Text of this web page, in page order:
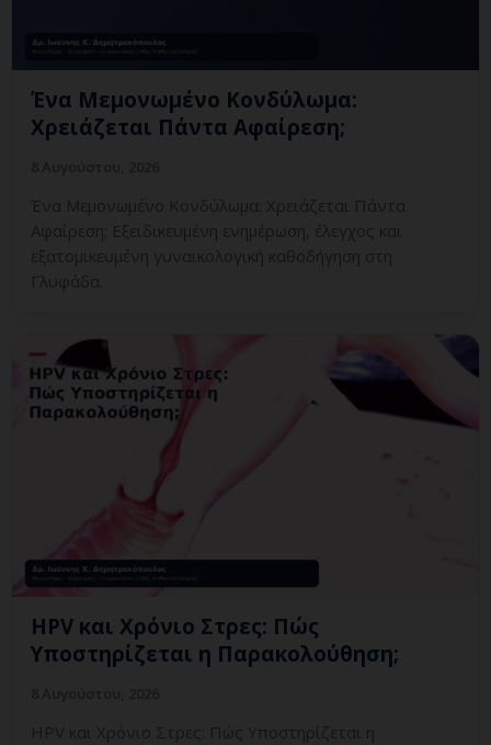
Ένα Μεμονωμένο Κονδύλωμα:
Χρειάζεται Πάντα Αφαίρεση;
Ένα Μεμονωμένο Κονδύλωμα: Χρειάζεται Πάντα
Αφαίρεση; Εξειδικευμένη ενημέρωση, έλεγχος και
εξατομικευμένη γυναικολογική καθοδήγηση στη
Γλυφάδα.
HPV και Χρόνιο Στρες: Πώς
Υποστηρίζεται η Παρακολούθηση;
HPV και Χρόνιο Στρες: Πώς Υποστηρίζεται η